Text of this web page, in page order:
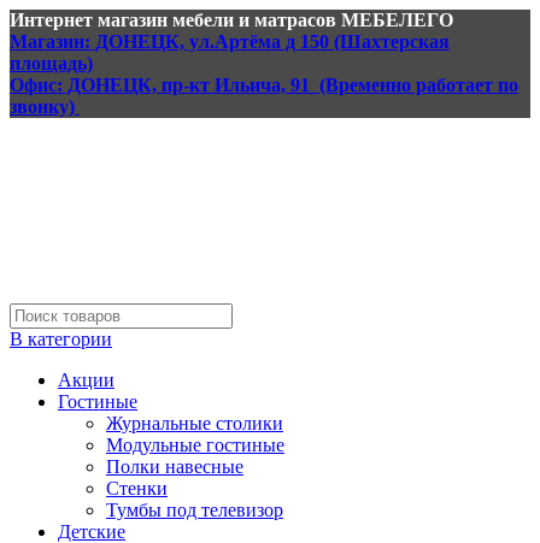
Интернет магазин мебели и матрасов МЕБЕЛЕГО
Магазин: ДОНЕЦК, ул.Артёма д 150 (Шахтерская
площадь)
Офис: ДОНЕЦК, пр-кт Ильича, 91 (Временно работает по
звонку)
В категории
Акции
Гостиные
Журнальные столики
Модульные гостиные
Полки навесные
Стенки
Тумбы под телевизор
Детские